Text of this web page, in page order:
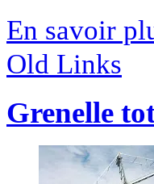
En savoir
Old Links
Grenelle